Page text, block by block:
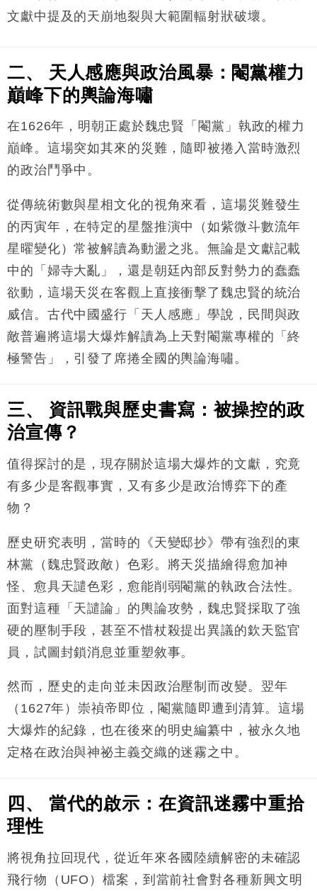
文獻中提及的天崩地裂與大範圍輻射狀破壞。
二、 天人感應與政治風暴：閹黨權力
巔峰下的輿論海嘯
在1626年，明朝正處於魏忠賢「閹黨」執政的權力
巔峰。這場突如其來的災難，隨即被捲入當時激烈
的政治鬥爭中。
從傳統術數與星相文化的視角來看，這場災難發生
的丙寅年，在特定的星盤推演中（如紫微斗數流年
星曜變化）常被解讀為動盪之兆。無論是文獻記載
中的「婦寺大亂」，還是朝廷內部反對勢力的蠢蠢
欲動，這場天災在客觀上直接衝擊了魏忠賢的統治
威信。古代中國盛行「天人感應」學說，民間與政
敵普遍將這場大爆炸解讀為上天對閹黨專權的「終
極警告」，引發了席捲全國的輿論海嘯。
三、 資訊戰與歷史書寫：被操控的政
治宣傳？
值得探討的是，現存關於這場大爆炸的文獻，究竟
有多少是客觀事實，又有多少是政治博弈下的產
物？
歷史研究表明，當時的《天變邸抄》帶有強烈的東
林黨（魏忠賢政敵）色彩。將天災描繪得愈加神
怪、愈具天譴色彩，愈能削弱閹黨的執政合法性。
面對這種「天譴論」的輿論攻勢，魏忠賢採取了強
硬的壓制手段，甚至不惜杖殺提出異議的欽天監官
員，試圖封鎖消息並重塑敘事。
然而，歷史的走向並未因政治壓制而改變。翌年
（1627年）崇禎帝即位，閹黨隨即遭到清算。這場
大爆炸的紀錄，也在後來的明史編纂中，被永久地
定格在政治與神祕主義交織的迷霧之中。
四、 當代的啟示：在資訊迷霧中重拾
理性
將視角拉回現代，從近年來各國陸續解密的未確認
飛行物（UFO）檔案，到當前社會對各種新興文明